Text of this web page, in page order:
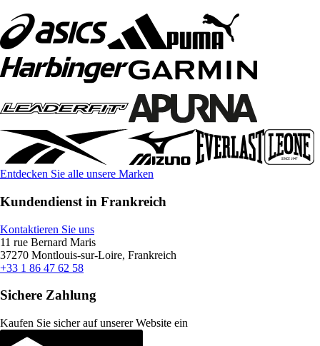
Entdecken Sie alle unsere Marken
Kundendienst in Frankreich
Kontaktieren Sie uns
11 rue Bernard Maris
37270 Montlouis-sur-Loire, Frankreich
+33 1 86 47 62 58
Sichere Zahlung
Kaufen Sie sicher auf unserer Website ein